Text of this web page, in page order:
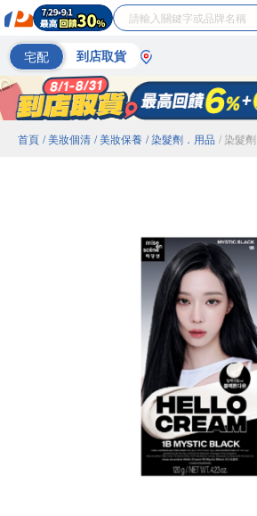
宅配 到店取貨
首頁 / 美妝個清 / 美妝保養 / 染髮劑．用品 / 染髮劑